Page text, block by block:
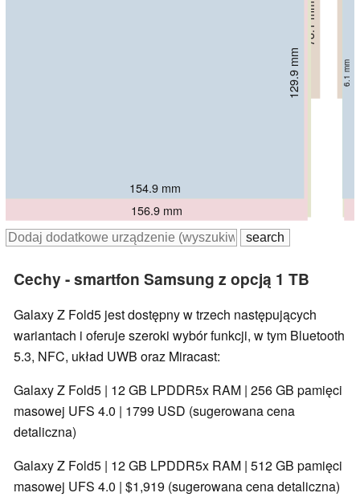
78.1 mm
158.7 mm
139.7 mm 6.05 mm
156.9 mm
141.5 mm 5.3 mm
155.1 mm
130.1 mm 6.3 mm
154.9 mm
129.9 mm 6.1 mm
Cechy - smartfon Samsung z opcją 1 TB
Galaxy Z Fold5 jest dostępny w trzech następujących
wariantach i oferuje szeroki wybór funkcji, w tym Bluetooth
5.3, NFC, układ UWB oraz Miracast:
Galaxy Z Fold5 | 12 GB LPDDR5x RAM | 256 GB pamięci
masowej UFS 4.0 | 1799 USD (sugerowana cena
detaliczna)
Galaxy Z Fold5 | 12 GB LPDDR5x RAM | 512 GB pamięci
masowej UFS 4.0 | $1,919 (sugerowana cena detaliczna)